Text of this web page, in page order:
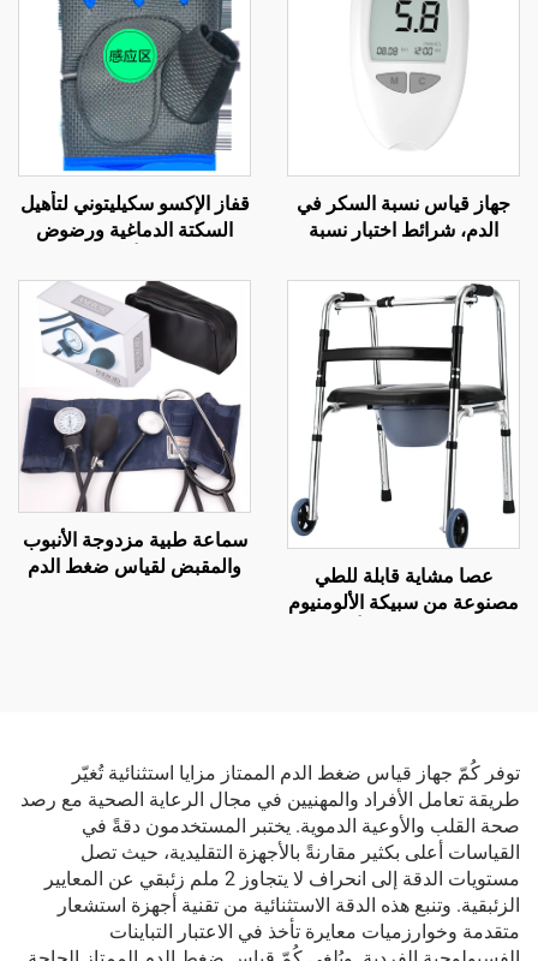
جهاز قياس نسبة السكر في
الدم، شرائط اختبار نسبة
إبرة وخز الإصبع G058،
مجموعة اختبار مرض
السكري
قفاز الإكسو سكيليتوني لتأهيل
السكتة الدماغية ورضوض
عصا مشاية قابلة للطي
مصنوعة من سبيكة الألومنيوم
سماعة طبية مزدوجة الأنبوب
والمقبض لقياس ضغط الدم
توفر كُمّ جهاز قياس ضغط الدم الممتاز مزايا استثنائية تُغيّر
طريقة تعامل الأفراد والمهنيين في مجال الرعاية الصحية مع رصد
صحة القلب والأوعية الدموية. يختبر المستخدمون دقةً في
القياسات أعلى بكثير مقارنةً بالأجهزة التقليدية، حيث تصل
مستويات الدقة إلى انحراف لا يتجاوز 2 ملم زئبقي عن المعايير
الزئبقية. وتنبع هذه الدقة الاستثنائية من تقنية أجهزة استشعار
متقدمة وخوارزميات معايرة تأخذ في الاعتبار التباينات